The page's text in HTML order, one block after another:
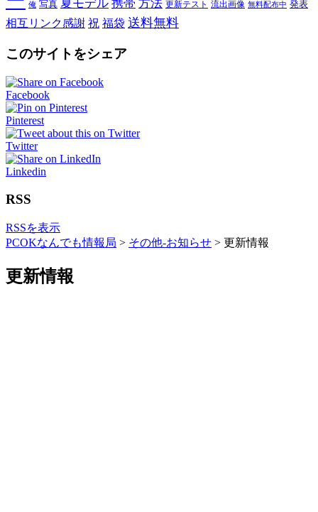
俺 写真 更新テスト 流出画像 無料配布中 発表
相互リンク感謝 祝 福袋 送料無料
このサイトをシェア
Facebook
Pinterest
Twitter
Linkedin
RSS
RSSを表示
PCOKなんでも情報局 > その他-お知らせ > 更新情報
更新情報